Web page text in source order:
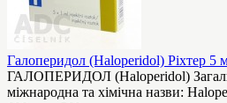
Галоперидол (Haloperidol) Ріхтер 5
ГАЛОПЕРИДОЛ (Haloperidol)
міжнародна та хімічна назви: